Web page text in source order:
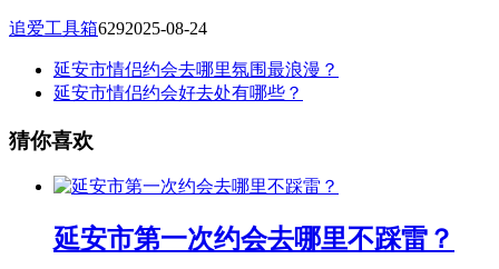
追爱工具箱6292025-08-24
延安市情侣约会去哪里氛围最浪漫？
延安市情侣约会好去处有哪些？
猜你喜欢
延安市第一次约会去哪里不踩雷？